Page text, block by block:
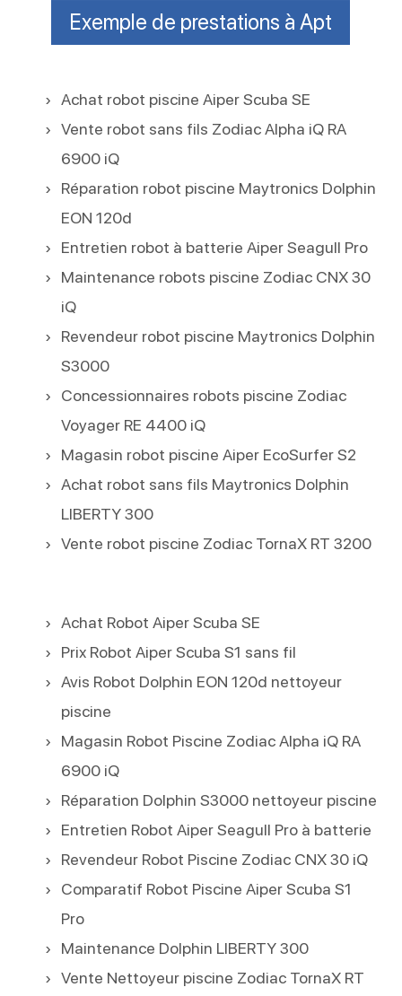
Exemple de prestations à Apt
Achat robot piscine Aiper Scuba SE
Vente robot sans fils Zodiac Alpha iQ RA
6900 iQ
Réparation robot piscine Maytronics Dolphin
EON 120d
Entretien robot à batterie Aiper Seagull Pro
Maintenance robots piscine Zodiac CNX 30
iQ
Revendeur robot piscine Maytronics Dolphin
S3000
Concessionnaires robots piscine Zodiac
Voyager RE 4400 iQ
Magasin robot piscine Aiper EcoSurfer S2
Achat robot sans fils Maytronics Dolphin
LIBERTY 300
Vente robot piscine Zodiac TornaX RT 3200
Achat Robot Aiper Scuba SE
Prix Robot Aiper Scuba S1 sans fil
Avis Robot Dolphin EON 120d nettoyeur
piscine
Magasin Robot Piscine Zodiac Alpha iQ RA
6900 iQ
Réparation Dolphin S3000 nettoyeur piscine
Entretien Robot Aiper Seagull Pro à batterie
Revendeur Robot Piscine Zodiac CNX 30 iQ
Comparatif Robot Piscine Aiper Scuba S1
Pro
Maintenance Dolphin LIBERTY 300
Vente Nettoyeur piscine Zodiac TornaX RT